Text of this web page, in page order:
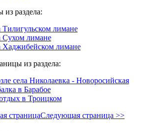
раздела:
Тилигульском лимане
Сухом лимане
Хаджибейском лимане
из раздела:
села Николаевка - Новоросийская
в Барабое
в Троицком
страницаСледующая страница >>